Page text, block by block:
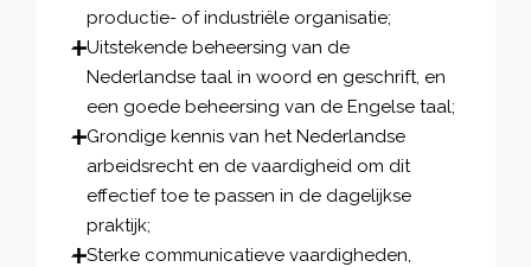
productie- of industriële organisatie;
Uitstekende beheersing van de
Nederlandse taal in woord en geschrift, en
een goede beheersing van de Engelse taal;
Grondige kennis van het Nederlandse
arbeidsrecht en de vaardigheid om dit
effectief toe te passen in de dagelijkse
praktijk;
Sterke communicatieve vaardigheden,